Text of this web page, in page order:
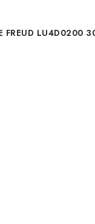
FREUD LU4D0200